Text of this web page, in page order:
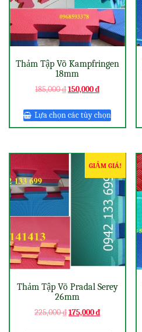
Thảm Tập Võ Kampfringen
18mm
185,000₫150,000₫
Lựa chọn các tùy chọn
GIẢM GIÁ!
Thảm Tập Võ Pradal Serey
26mm
225,000₫175,000₫